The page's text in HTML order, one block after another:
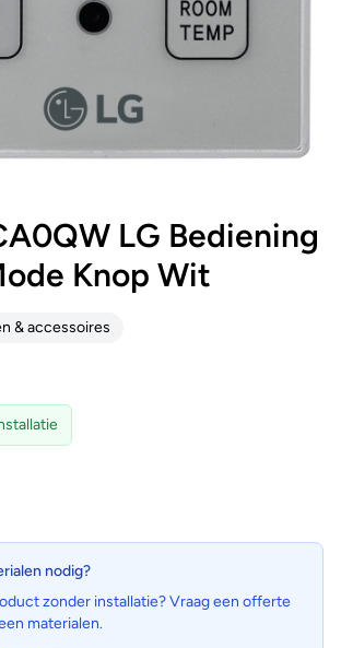
LG Bediening
Knop Wit
& accessoires
nodig?
zonder installatie? Vraag een offerte
materialen.